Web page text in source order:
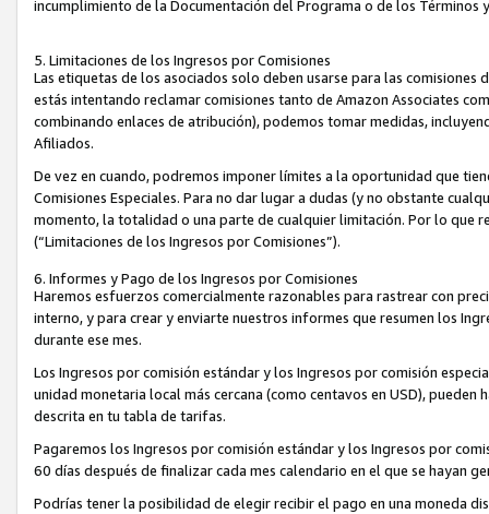
incumplimiento de la Documentación del Programa o de los Términos
5. Limitaciones de los Ingresos por Comisiones
Las etiquetas de los asociados solo deben usarse para las
estás intentando reclamar comisiones tanto de Amazon Associates
combinando enlaces de atribución), podemos tomar medidas,
Afiliados.
De vez en cuando, podremos imponer límites a la oportunidad que
Comisiones Especiales. Para no dar lugar a dudas (y no obstante
momento, la totalidad o una parte de cualquier limitación. Por lo que
(“Limitaciones de los Ingresos por Comisiones”).
6. Informes y Pago de los Ingresos por Comisiones
Haremos esfuerzos comercialmente razonables para rastrear con
interno, y para crear y enviarte nuestros informes que resumen los
durante ese mes.
Los Ingresos por comisión estándar y los Ingresos por comisión
unidad monetaria local más cercana (como centavos en USD),
descrita en tu tabla de tarifas.
Pagaremos los Ingresos por comisión estándar y los Ingresos por
60 días después de finalizar cada mes calendario en el que se hayan
Podrías tener la posibilidad de elegir recibir el pago en una moneda